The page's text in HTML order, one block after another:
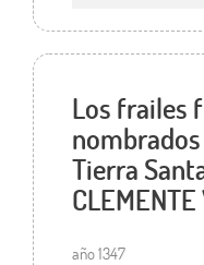
Los frailes
Tierra
CLEMENTE
año 1347